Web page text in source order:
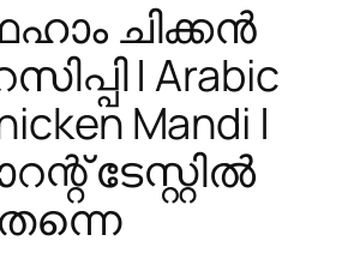
ചിക്കൻ
| Arabic
Mandi |
ടേസ്റ്റിൽ
തന്നെ